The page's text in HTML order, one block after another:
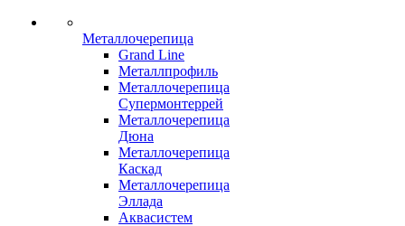
Металлочерепица
Grand Line
Металлпрофиль
Металлочерепица
Супермонтеррей
Металлочерепица
Дюна
Металлочерепица
Каскад
Металлочерепица
Эллада
Аквасистем